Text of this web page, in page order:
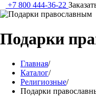
+7 800 444-36-22
Подарки
Главная/
Каталог/
Религиозные/
Подарки